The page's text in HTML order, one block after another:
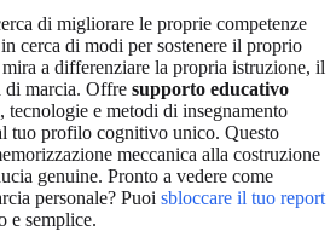
di migliorare le proprie competenze
cerca di modi per sostenere il proprio
a differenziare la propria istruzione, il
di marcia. Offre supporto educativo
tecnologie e metodi di insegnamento
tuo profilo cognitivo unico. Questo
meccanica alla costruzione
genuine. Pronto a vedere come
personale? Puoi sbloccare il tuo report
e semplice.